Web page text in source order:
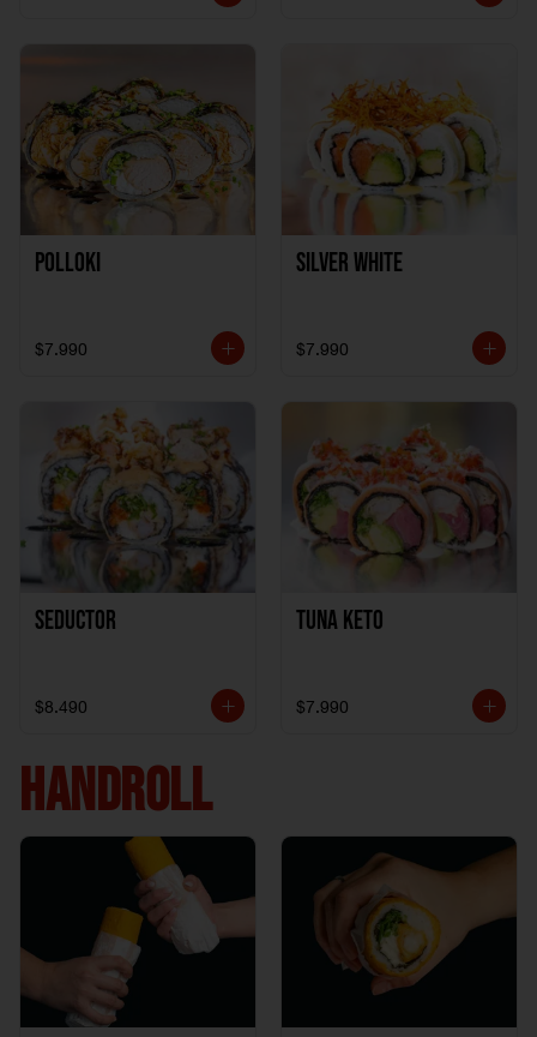
Polloki
$7.990
SILVER WHITE
$7.990
Seductor
$8.490
TUNA KETO
$7.990
HANDROLL